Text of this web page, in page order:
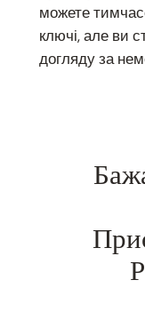
можете
ключі, але ви
догляду за